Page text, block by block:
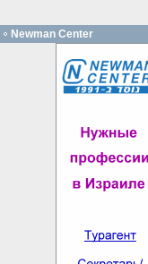
Newman Center